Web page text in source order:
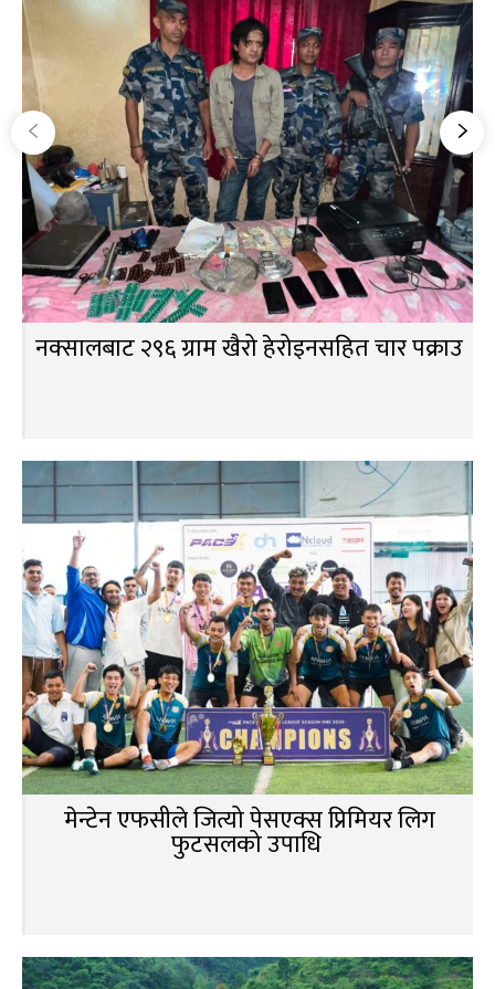
नक्सालबाट २९६ ग्राम खैरो हेरोइनसहित चार पक्राउ
मेन्टेन एफसीले जित्यो पेसएक्स प्रिमियर लिग
फुटसलको उपाधि